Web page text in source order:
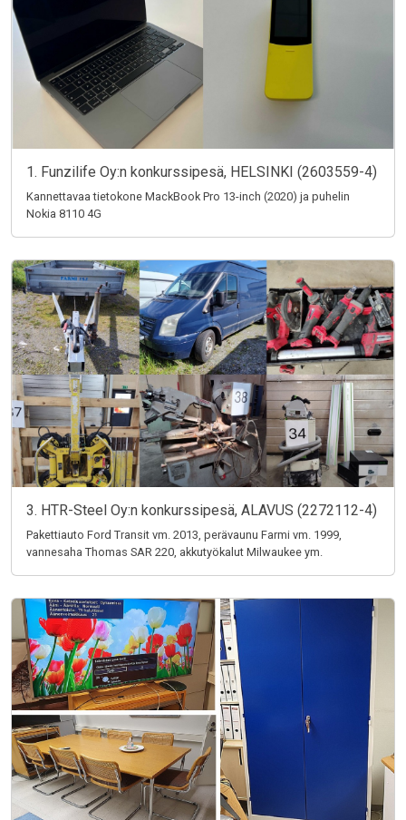
1. Funzilife Oy:n konkurssipesä, HELSINKI (2603559-4)
Kannettavaa tietokone MackBook Pro 13-inch (2020) ja puhelin
Nokia 8110 4G
3. HTR-Steel Oy:n konkurssipesä, ALAVUS (2272112-4)
Pakettiauto Ford Transit vm. 2013, perävaunu Farmi vm. 1999,
vannesaha Thomas SAR 220, akkutyökalut Milwaukee ym.